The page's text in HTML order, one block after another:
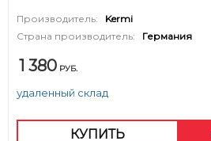
Производитель:
Kermi
Страна производитель:
Германия
1 380 РУБ.
удаленный склад
КУПИТЬ